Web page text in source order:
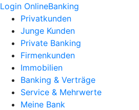
Login OnlineBanking
Privatkunden
Junge Kunden
Private Banking
Firmenkunden
Immobilien
Banking & Verträge
Service & Mehrwerte
Meine Bank